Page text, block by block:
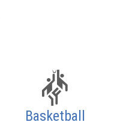
Basketball